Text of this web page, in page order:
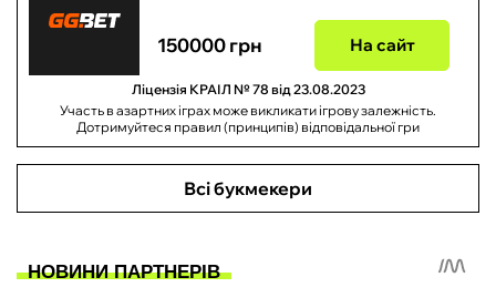
150000 грн На сайт
Ліцензія КРАІЛ № 78 від 23.08.2023
Участь в азартних іграх може викликати ігрову залежність.
Дотримуйтеся правил (принципів) відповідальної гри
Всі букмекери